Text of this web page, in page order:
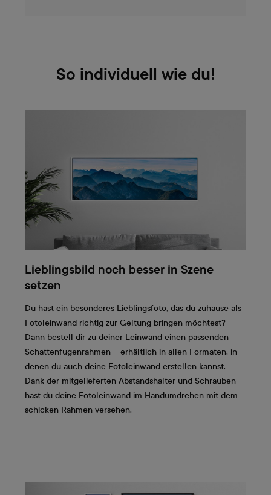
So individuell wie du!
Lieblingsbild noch besser in Szene
setzen
Du hast ein besonderes Lieblingsfoto, das du zuhause als
Fotoleinwand richtig zur Geltung bringen möchtest?
Dann bestell dir zu deiner Leinwand einen passenden
Schattenfugenrahmen – erhältlich in allen Formaten, in
denen du auch deine Fotoleinwand erstellen kannst.
Dank der mitgelieferten Abstandshalter und Schrauben
hast du deine Fotoleinwand im Handumdrehen mit dem
schicken Rahmen versehen.